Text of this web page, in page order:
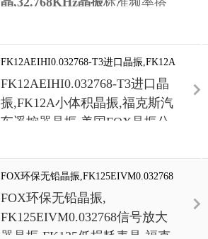
等场景对信号稳定性的高要求.7PF负载电容设
计适配多种电路拓扑,TA环境适应性优化使其
在高低温波动环境下仍保持频率输出稳定,有效
避免因温度变化导致的设备误判或数据偏差.此
FK12AEIHI0.032768-T3进口晶振,FK12A
小体积晶振,福克斯汽车遥控器晶振
FK12AEIHI0.032768-T3进口晶
振,FK12A小体积晶振,福克斯汽
车遥控器晶振 美国FOX 晶振 公
SMD晶振，无源晶振，工业设
备晶振，移动通讯晶振，
FK12A晶振，石英晶体
号放大器晶振，移动网络晶
FOX环保无铅晶振,FK125EIVM0.032768
信号放大器晶振,FK125低损耗表晶
FOX环保无铅晶振,
FK125EIVM0.032768信号放大